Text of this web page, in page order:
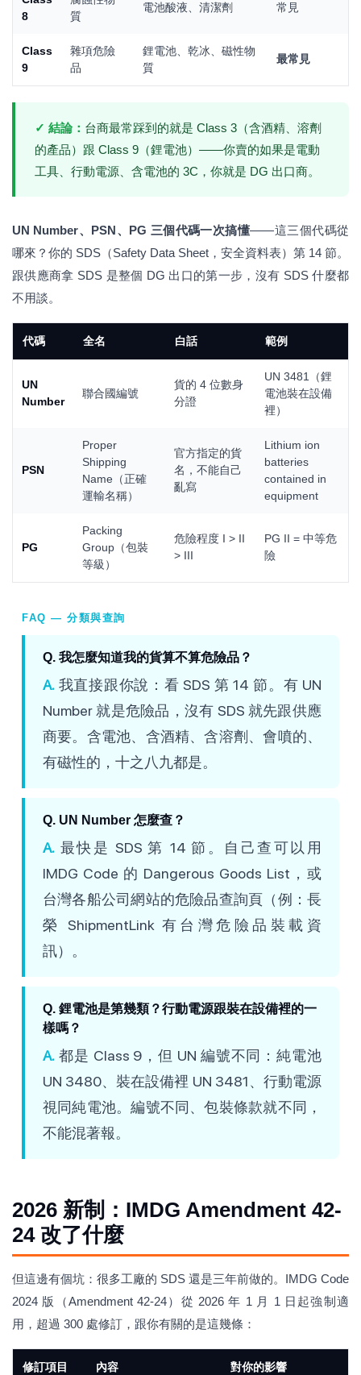
8
質
電池酸液、清潔劑 常見
Class
9
雜項危險
品
鋰電池、乾冰、磁性物
質
最常見
✓ 結論： 台商最常踩到的就是 Class 3（含酒精、溶劑
的產品）跟 Class 9（鋰電池）——你賣的如果是電動
工具、行動電源、含電池的 3C，你就是 DG 出口商。
UN Number、PSN、PG 三個代碼一次搞懂——這三個代碼從
哪來？你的 SDS（Safety Data Sheet，安全資料表）第 14 節。
跟供應商拿 SDS 是整個 DG 出口的第一步，沒有 SDS 什麼都
不用談。
代碼 全名 白話 範例
UN
Number
聯合國編號
貨的 4 位數身
分證
UN 3481（鋰
電池裝在設備
裡）
PSN
Proper
Shipping
Name（正確
運輸名稱）
官方指定的貨
名，不能自己
亂寫
Lithium ion
batteries
contained in
equipment
PG
Packing
Group（包裝
等級）
危險程度 I > II
> III
PG II = 中等危
險
FAQ — 分類與查詢
Q. 我怎麼知道我的貨算不算危險品？
A. 我直接跟你說：看 SDS 第 14 節。有 UN
Number 就是危險品，沒有 SDS 就先跟供應
商要。含電池、含酒精、含溶劑、會噴的、
有磁性的，十之八九都是。
Q. UN Number 怎麼查？
A. 最快是 SDS 第 14 節。自己查可以用
IMDG Code 的 Dangerous Goods List，或
台灣各船公司網站的危險品查詢頁（例：長
榮 ShipmentLink 有台灣危險品裝載資
訊）。
Q. 鋰電池是第幾類？行動電源跟裝在設備裡的一
樣嗎？
A. 都是 Class 9，但 UN 編號不同：純電池
UN 3480、裝在設備裡 UN 3481、行動電源
視同純電池。編號不同、包裝條款就不同，
不能混著報。
2026 新制：IMDG Amendment 42-
24 改了什麼
但這邊有個坑：很多工廠的 SDS 還是三年前做的。IMDG Code
2024 版（Amendment 42-24）從 2026 年 1 月 1 日起強制適
用，超過 300 處修訂，跟你有關的是這幾條：
修訂項目 內容 對你的影響